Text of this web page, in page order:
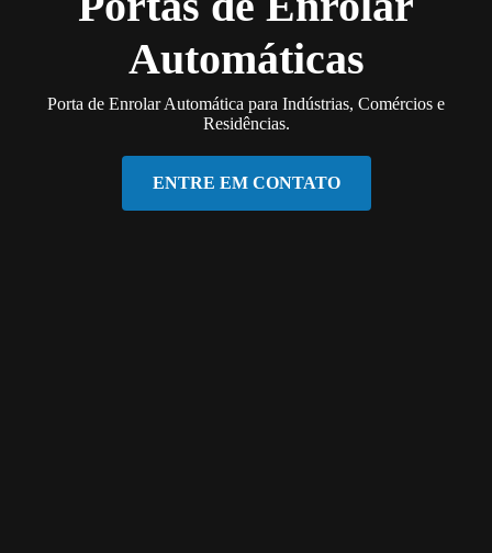
Automáticas
Porta de Enrolar Automática para Indústrias, Comércios e
Residências.
ENTRE EM CONTATO